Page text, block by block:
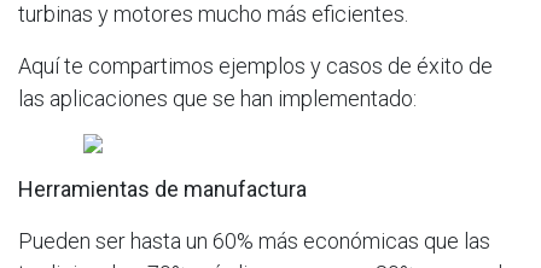
turbinas y motores mucho más eficientes.
Aquí te compartimos ejemplos y casos de éxito de
las aplicaciones que se han implementado:
Herramientas de manufactura
Pueden ser hasta un 60% más económicas que las